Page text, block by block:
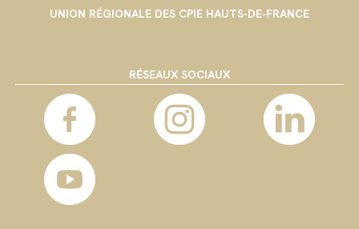
UNION RÉGIONALE DES CPIE HAUTS-DE-FRANCE
RÉSEAUX SOCIAUX